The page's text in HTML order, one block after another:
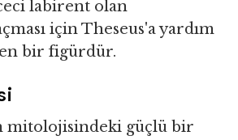
labirent olan
için Theseus'a yardım
bir figürdür.
mitolojisindeki güçlü bir